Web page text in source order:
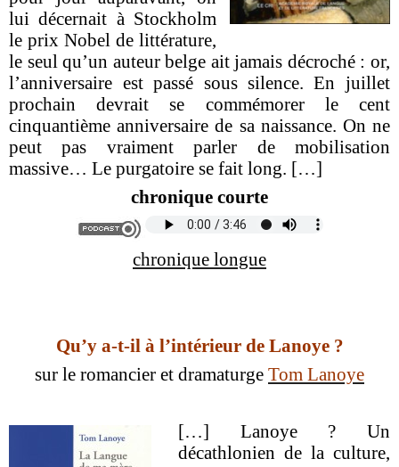
lui décernait à Stockholm
le prix Nobel de littérature,
le seul qu’un auteur belge ait jamais décroché : or,
l’anniversaire est passé sous silence. En juillet
prochain devrait se commémorer le cent
cinquantième anniversaire de sa naissance. On ne
peut pas vraiment parler de mobilisation
massive… Le purgatoire se fait long. […]
chronique courte
chronique longue
Qu’y a-t-il à l’intérieur de Lanoye ?
sur le romancier et dramaturge Tom Lanoye
[…] Lanoye ? Un
décathlonien de la culture,